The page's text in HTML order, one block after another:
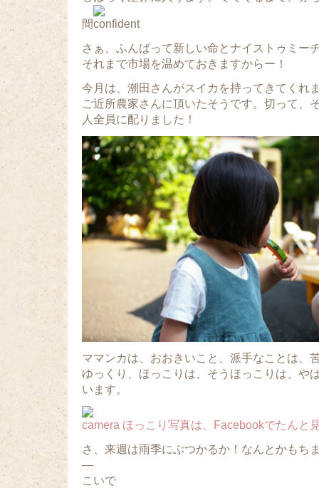
間
さぁ、ふんばって新しい命とナイストゥミー
それまで市場を温めておきますからー！
今月は、潮田さんがスイカを持ってきてくれ
ご近所農家さんに頂いたそうです。切って、
人全員に配りました！
ママンカは、おおきいこと、派手なことは、
ゆっくり、ほっこりは、そうほっこりは、や
います。
ほっこり写真は、Facebookでたんと
さ、来週は雨季にぶつかるか！なんとかもち
—
こいで